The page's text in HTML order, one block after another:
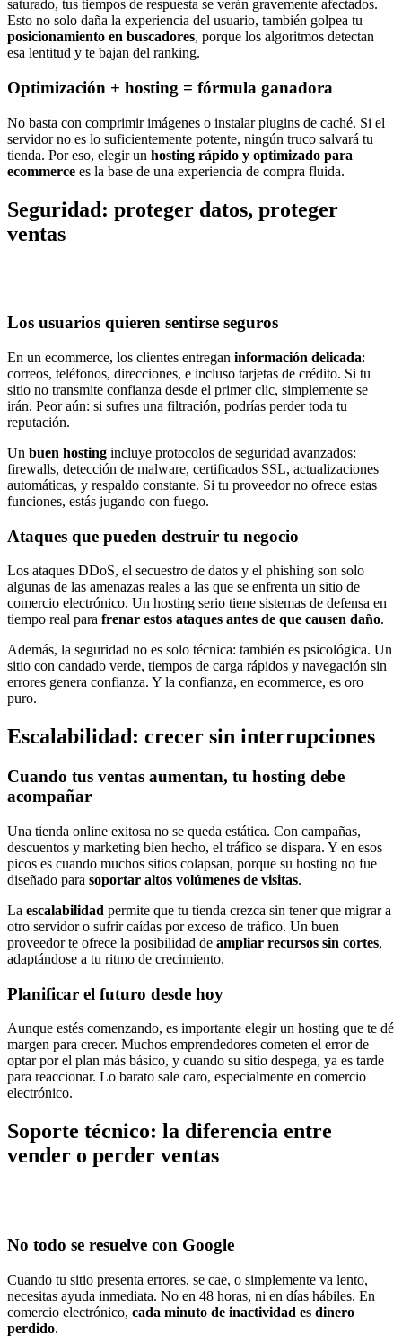
saturado, tus tiempos de respuesta se verán gravemente afectados.
Esto no solo daña la experiencia del usuario, también golpea tu
posicionamiento en buscadores, porque los algoritmos detectan
esa lentitud y te bajan del ranking.
Optimización + hosting = fórmula ganadora
No basta con comprimir imágenes o instalar plugins de caché. Si el
servidor no es lo suficientemente potente, ningún truco salvará tu
tienda. Por eso, elegir un hosting rápido y optimizado para
ecommerce es la base de una experiencia de compra fluida.
Seguridad: proteger datos, proteger
ventas
Los usuarios quieren sentirse seguros
En un ecommerce, los clientes entregan información delicada:
correos, teléfonos, direcciones, e incluso tarjetas de crédito. Si tu
sitio no transmite confianza desde el primer clic, simplemente se
irán. Peor aún: si sufres una filtración, podrías perder toda tu
reputación.
Un buen hosting incluye protocolos de seguridad avanzados:
firewalls, detección de malware, certificados SSL, actualizaciones
automáticas, y respaldo constante. Si tu proveedor no ofrece estas
funciones, estás jugando con fuego.
Ataques que pueden destruir tu negocio
Los ataques DDoS, el secuestro de datos y el phishing son solo
algunas de las amenazas reales a las que se enfrenta un sitio de
comercio electrónico. Un hosting serio tiene sistemas de defensa en
tiempo real para frenar estos ataques antes de que causen daño.
Además, la seguridad no es solo técnica: también es psicológica. Un
sitio con candado verde, tiempos de carga rápidos y navegación sin
errores genera confianza. Y la confianza, en ecommerce, es oro
puro.
Escalabilidad: crecer sin interrupciones
Cuando tus ventas aumentan, tu hosting debe
acompañar
Una tienda online exitosa no se queda estática. Con campañas,
descuentos y marketing bien hecho, el tráfico se dispara. Y en esos
picos es cuando muchos sitios colapsan, porque su hosting no fue
diseñado para soportar altos volúmenes de visitas.
La escalabilidad permite que tu tienda crezca sin tener que migrar a
otro servidor o sufrir caídas por exceso de tráfico. Un buen
proveedor te ofrece la posibilidad de ampliar recursos sin cortes,
adaptándose a tu ritmo de crecimiento.
Planificar el futuro desde hoy
Aunque estés comenzando, es importante elegir un hosting que te dé
margen para crecer. Muchos emprendedores cometen el error de
optar por el plan más básico, y cuando su sitio despega, ya es tarde
para reaccionar. Lo barato sale caro, especialmente en comercio
electrónico.
Soporte técnico: la diferencia entre
vender o perder ventas
No todo se resuelve con Google
Cuando tu sitio presenta errores, se cae, o simplemente va lento,
necesitas ayuda inmediata. No en 48 horas, ni en días hábiles. En
comercio electrónico, cada minuto de inactividad es dinero
perdido.